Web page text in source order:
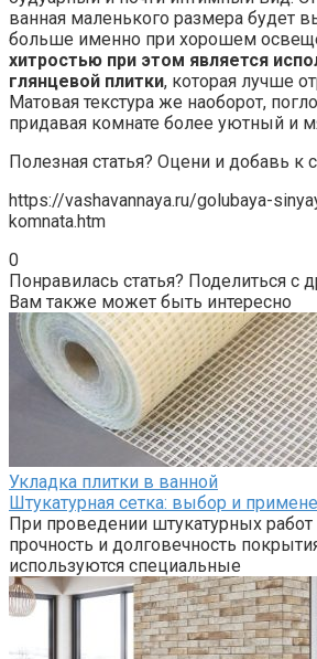
ванная маленького размера будет
больше именно при хорошем
хитростью при этом является
глянцевой плитки, которая лучше
Матовая текстура же наоборот,
придавая комнате более уютный и
Полезная статья? Оцени и добавь к
https://vashavannaya.ru/golubaya-
komnata.htm
0
Понравилась статья? Поделиться с
Вам также может быть интересно
Укладка плитки в ванной
Штукатурная сетка: выбор и
При проведении штукатурных
прочность и долговечность
используются специальные